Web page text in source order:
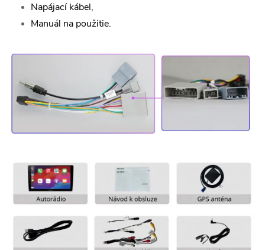
Napájací kábel,
Manuál na použitie.